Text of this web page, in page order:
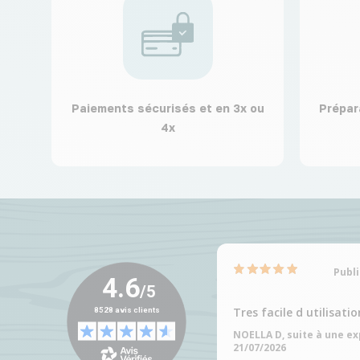
Paiements sécurisés et en 3x ou
4x
Tres facile d
NOELLA D, suite à une
21/07/2026